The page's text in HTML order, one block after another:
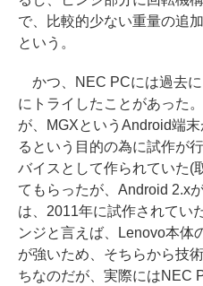
で、比較的少ない重量の追
という。
かつ、NEC PCには過去
にトライしたことがあった
が、MGXというAndroid端
るという目的の為に試作が
バイスとして作られていた(
てもらったが、Android 2.x
は、2011年に試作されてい
ンジと言えば、Lenovo本体
が強いため、そちらから技
ちなのだが、実際にはNEC